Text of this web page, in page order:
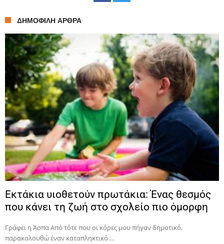
ΔΗΜΟΦΙΛΉ ΆΡΘΡΑ
Εκτάκια υιοθετούν πρωτάκια: Ένας θεσμός
που κάνει τη ζωή στο σχολείο πιο όμορφη
Γράφει η Άσπα Από τότε που οι κόρες μου πήγαν δημοτικό,
παρακολουθώ έναν καταπληκτικό …